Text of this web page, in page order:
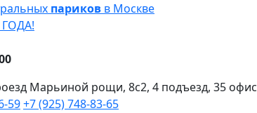
париков в Москве
Марьиной рощи, 8с2, 4 подъезд, 35 офис
59+7 (925) 748-83-65